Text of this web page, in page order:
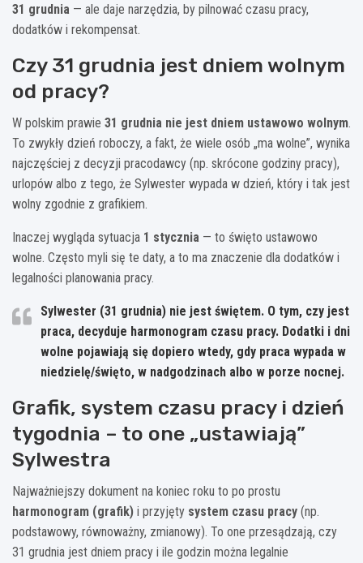
31 grudnia — ale daje narzędzia, by pilnować czasu pracy,
dodatków i rekompensat.
Czy 31 grudnia jest dniem wolnym
od pracy?
W polskim prawie 31 grudnia nie jest dniem ustawowo wolnym.
To zwykły dzień roboczy, a fakt, że wiele osób „ma wolne”, wynika
najczęściej z decyzji pracodawcy (np. skrócone godziny pracy),
urlopów albo z tego, że Sylwester wypada w dzień, który i tak jest
wolny zgodnie z grafikiem.
Inaczej wygląda sytuacja 1 stycznia — to święto ustawowo
wolne. Często myli się te daty, a to ma znaczenie dla dodatków i
legalności planowania pracy.
Sylwester (31 grudnia) nie jest świętem. O tym, czy jest
praca, decyduje harmonogram czasu pracy. Dodatki i dni
wolne pojawiają się dopiero wtedy, gdy praca wypada w
niedzielę/święto, w nadgodzinach albo w porze nocnej.
Grafik, system czasu pracy i dzień
tygodnia – to one „ustawiają”
Sylwestra
Najważniejszy dokument na koniec roku to po prostu
harmonogram (grafik) i przyjęty system czasu pracy (np.
podstawowy, równoważny, zmianowy). To one przesądzają, czy
31 grudnia jest dniem pracy i ile godzin można legalnie